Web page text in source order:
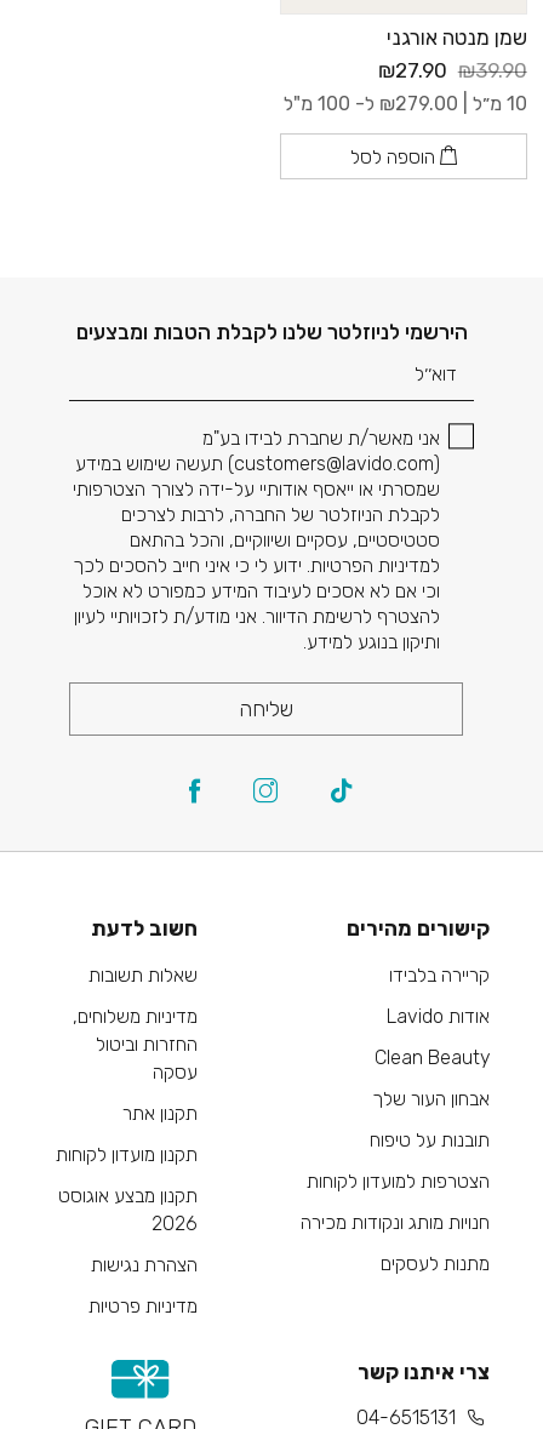
שמן מנטה אורגני
₪39.90
₪27.90
10 מ״ל | ₪279.00 ל- 100 מ"ל
הוספה לסל
הירשמי לניוזלטר שלנו לקבלת הטבות ומבצעים
דוא׳׳ל
אני מאשר/ת שחברת לבידו בע"מ
(
customers@lavido.com) תעשה שימוש במידע
שמסרתי או ייאסף אודותיי על-ידה לצורך הצטרפותי
לקבלת הניוזלטר של החברה, לרבות לצרכים
סטטיסטיים, עסקיים ושיווקיים, והכל בהתאם
למדיניות הפרטיות. ידוע לי כי איני חייב להסכים לכך
וכי אם לא אסכים לעיבוד המידע כמפורט לא אוכל
להצטרף לרשימת הדיוור. אני מודע/ת לזכויותיי לעיון
ותיקון בנוגע למידע.
שליחה
קישורים מהירים
קריירה בלבידו
אודות Lavido
Clean Beauty
אבחון העור שלך
תובנות על טיפוח
הצטרפות למועדון לקוחות
חנויות מותג ונקודות מכירה
מתנות לעסקים
חשוב לדעת
שאלות תשובות
מדיניות משלוחים,
החזרות וביטול
עסקה
תקנון אתר
תקנון מועדון לקוחות
תקנון מבצע אוגוסט
2026
הצהרת נגישות
מדיניות פרטיות
צרי איתנו קשר
04-6515131